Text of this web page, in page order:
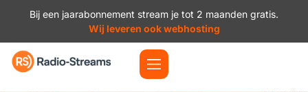
Bij een jaarabonnement stream je tot 2 maanden gratis.
Wij leveren ook webhosting